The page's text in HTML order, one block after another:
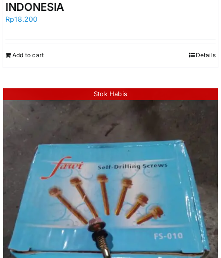
INDONESIA
Rp18.200
Add to cart Details
Stok Habis